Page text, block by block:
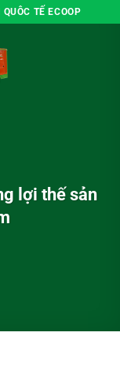
TẾ ECOOP
lợi thế sản